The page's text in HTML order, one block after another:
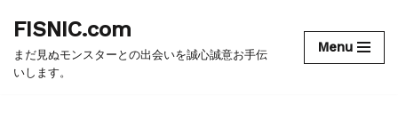
コ
ン
FISNIC.com
まだ見ぬモンスターとの出会いを誠心誠意お手伝
いします。
Menu